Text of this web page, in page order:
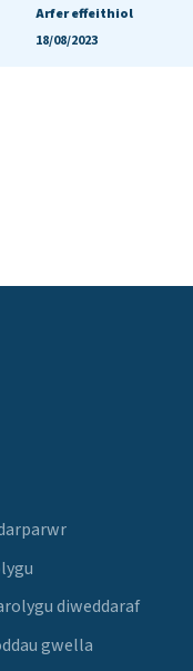
Arfer effeithiol
18/08/2023
diweddaraf
gwella